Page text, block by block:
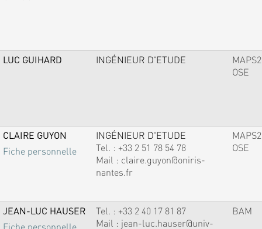
LUC GUIHARD INGÉNIEUR D'ETUDE
MAPS2
OSE
CLAIRE GUYON
Fiche personnelle
INGÉNIEUR D'ETUDE
Tel. : +33 2 51 78 54 78
Mail : claire.guyon@oniris-
nantes.fr
MAPS2
OSE
JEAN-LUC HAUSER
Tel. : +33 2 40 17 81 87
Mail : jean-luc.hauser@univ-
BAM